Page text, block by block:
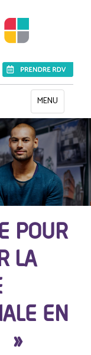
Toggle
navigation
MENU
POUR
LA
EN
»